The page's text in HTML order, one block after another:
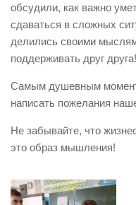
обсудили, как важно
сдаваться в сложных
делились своими
поддерживать друг друга!
Самым душевным
написать пожелания
Не забывайте, что
это образ мышления!